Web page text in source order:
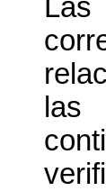
las